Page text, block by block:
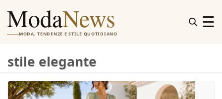
ModaNews
MODA, TENDENZE E STILE QUOTIDIANO
☰
stile elegante